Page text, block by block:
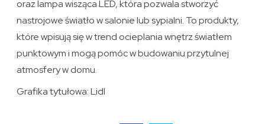
oraz lampa wisząca LED, która pozwala stworzyć
nastrojowe światło w salonie lub sypialni. To produkty,
które wpisują się w trend ocieplania wnętrz światłem
punktowym i mogą pomóc w budowaniu przytulnej
atmosfery w domu.
Grafika tytułowa: Lidl